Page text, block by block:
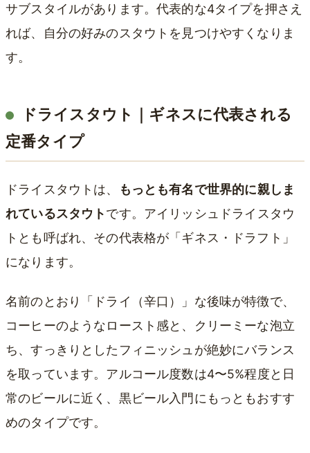
サブスタイルがあります。代表的な4タイプを押さえ
れば、自分の好みのスタウトを見つけやすくなりま
す。
ドライスタウト｜ギネスに代表される
定番タイプ
ドライスタウトは、
もっとも有名で世界的に親しま
れているスタウトです。アイリッシュドライスタウ
トとも呼ばれ、その代表格が「ギネス・ドラフト」
になります。
名前のとおり「ドライ（辛口）」な後味が特徴で、
コーヒーのようなロースト感と、クリーミーな泡立
ち、すっきりとしたフィニッシュが絶妙にバランス
を取っています。アルコール度数は4〜5%程度と日
常のビールに近く、黒ビール入門にもっともおすす
めのタイプです。